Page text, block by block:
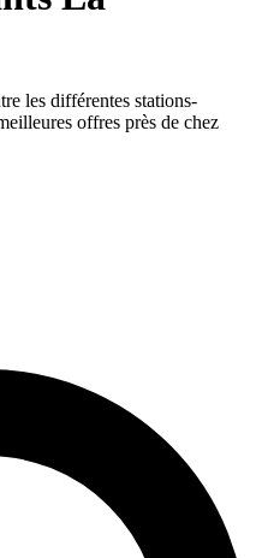
les différentes stations-
offres près de chez